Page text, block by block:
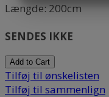
Længde: 200cm
SENDES IKKE
Add to Cart
Tilføj til ønskelisten
Tilføj til sammenlign
MARKETING